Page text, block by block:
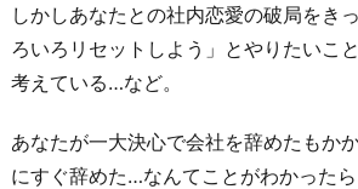
い
場
は
今
しかしあなたとの社内恋愛の破局をき
ろいろリセットしよう」とやりたいこ
考えている…など。
あなたが一大決心で会社を辞めたもか
にすぐ辞めた…なんてことがわかった